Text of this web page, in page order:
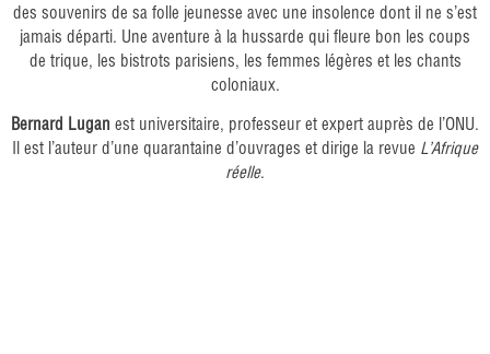
des souvenirs de sa folle jeunesse avec une insolence dont il ne s’est
jamais départi. Une aventure à la hussarde qui fleure bon les coups
de trique, les bistrots parisiens, les femmes légères et les chants
coloniaux.
Bernard Lugan est universitaire, professeur et expert auprès de l’ONU.
Il est l’auteur d’une quarantaine d’ouvrages et dirige la revue L’Afrique
réelle.